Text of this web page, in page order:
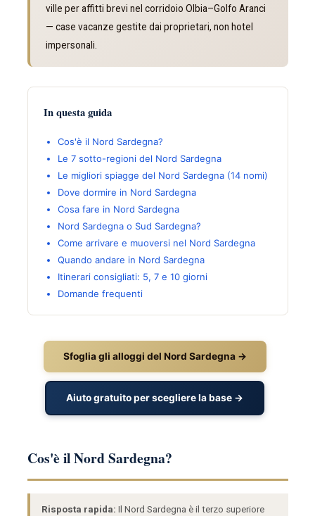
ville per affitti brevi nel corridoio Olbia–Golfo Aranci
— case vacanze gestite dai proprietari, non hotel
impersonali.
In questa guida
Cos'è il Nord Sardegna?
Le 7 sotto-regioni del Nord Sardegna
Le migliori spiagge del Nord Sardegna (14 nomi)
Dove dormire in Nord Sardegna
Cosa fare in Nord Sardegna
Nord Sardegna o Sud Sardegna?
Come arrivare e muoversi nel Nord Sardegna
Quando andare in Nord Sardegna
Itinerari consigliati: 5, 7 e 10 giorni
Domande frequenti
Sfoglia gli alloggi del Nord Sardegna →
Aiuto gratuito per scegliere la base →
Cos'è il Nord Sardegna?
Risposta rapida: Il Nord Sardegna è il terzo superiore